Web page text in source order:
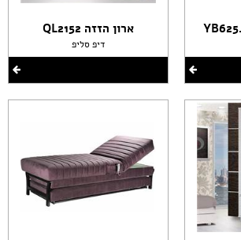
ארון הזזה QL2152
דיפ סליפ